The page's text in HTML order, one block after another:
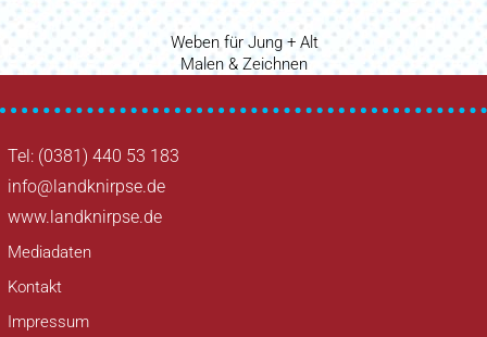
Beitragsnavigation
Vorheriger
Beitrag
Weben für Jung + Alt
Nächster
Malen & Zeichnen
Tel: (0381) 440 53 183
info@landknirpse.de
www.landknirpse.de
Mediadaten
Kontakt
Impressum